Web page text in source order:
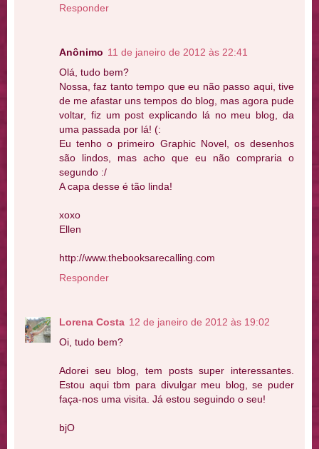
Responder
Anônimo 11 de janeiro de 2012 às 22:41
Olá, tudo bem?
Nossa, faz tanto tempo que eu não passo aqui, tive
de me afastar uns tempos do blog, mas agora pude
voltar, fiz um post explicando lá no meu blog, da
uma passada por lá! (:
Eu tenho o primeiro Graphic Novel, os desenhos
são lindos, mas acho que eu não compraria o
segundo :/
A capa desse é tão linda!
xoxo
Ellen
http://www.thebooksarecalling.com
Responder
Lorena Costa 12 de janeiro de 2012 às 19:02
Oi, tudo bem?
Adorei seu blog, tem posts super interessantes.
Estou aqui tbm para divulgar meu blog, se puder
faça-nos uma visita. Já estou seguindo o seu!
bjO